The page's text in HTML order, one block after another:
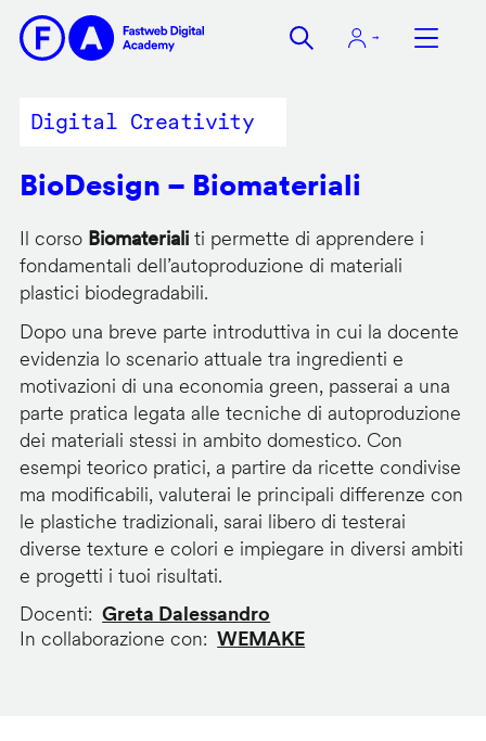
contenuto
Digital Creativity
BioDesign – Biomateriali
Il corso Biomaterialiti permette di apprendere i
fondamentali dell’autoproduzione di materiali
plastici biodegradabili.
Dopo una breve parte introduttiva in cui la docente
evidenzia lo scenario attuale tra ingredienti e
motivazioni di una economia green, passerai a una
parte pratica legata alle tecniche di autoproduzione
dei materiali stessi in ambito domestico. Con
esempi teorico pratici, a partire da ricette condivise
ma modificabili, valuterai le principali differenze con
le plastiche tradizionali, sarai libero di testerai
diverse texture e colori e impiegare in diversi ambiti
e progetti i tuoi risultati.
Docenti
Greta Dalessandro
In collaborazione con
WEMAKE